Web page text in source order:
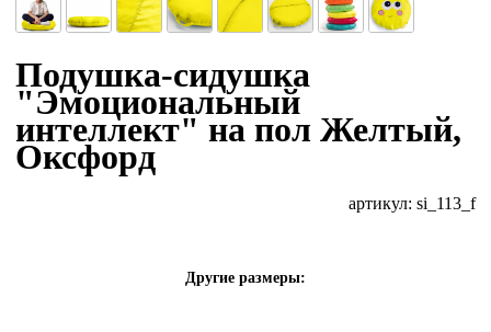
Подушка-сидушка
"Эмоциональный
интеллект" на пол Желтый,
Оксфорд
артикул: si_113_f
Другие размеры: